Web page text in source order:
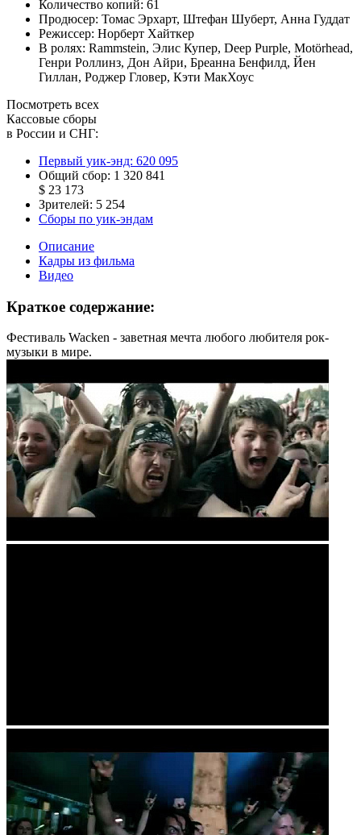
Количество копий: 61
Продюсер: Томас Эрхарт, Штефан Шуберт, Анна Гуддат
Режиссер: Норберт Хайткер
В ролях: Rammstein, Элис Купер, Deep Purple, Motörhead,
Генри Роллинз, Дон Айри, Бреанна Бенфилд, Йен
Гиллан, Роджер Гловер, Кэти МакХоус
Посмотреть всех
Кассовые сборы
в России и СНГ:
Первый уик-энд: 620 095
Общий сбор: 1 320 841
$ 23 173
Зрителей: 5 254
Сборы по уик-эндам
Описание
Кадры из фильма
Видео
Краткое содержание:
Фестиваль Wacken - заветная мечта любого любителя рок-
музыки в мире.